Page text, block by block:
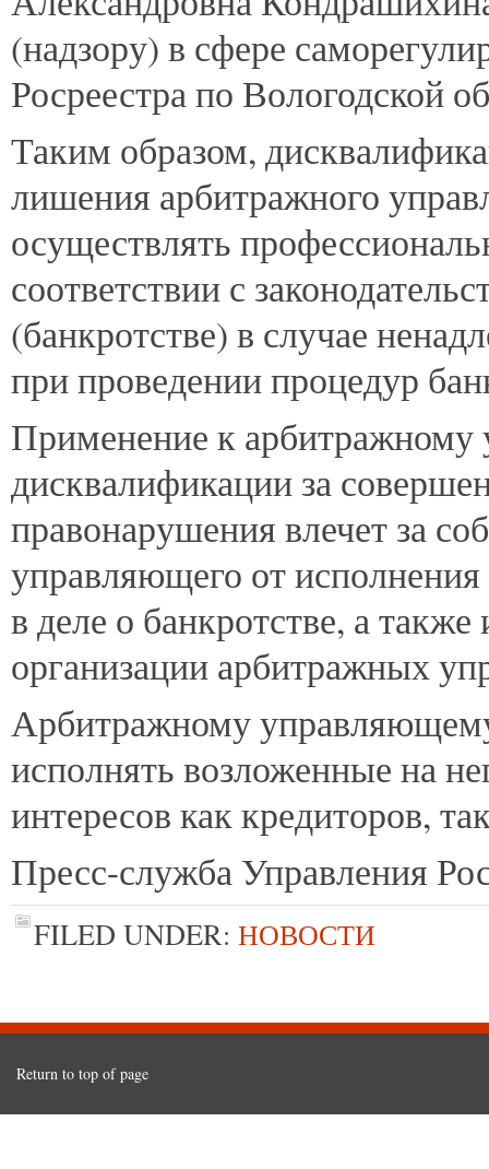
(надзору) в сфере
Росреестра по Вологодской
Таким образом,
лишения арбитражного
осуществлять
соответствии с
(банкротстве) в случае
при проведении процедур
Применение к арбитражному
дисквалификации за
правонарушения влечет за
управляющего от
в деле о банкротстве, а
организации арбитражных
Арбитражному
исполнять возложенные на
интересов как кредиторов,
Пресс-служба Управления
FILED UNDER: НОВОСТИ
Return to top of page